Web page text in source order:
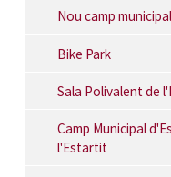
Nou camp
Bike Park
Sala Polivalent de
Camp Municipal
l'Estartit